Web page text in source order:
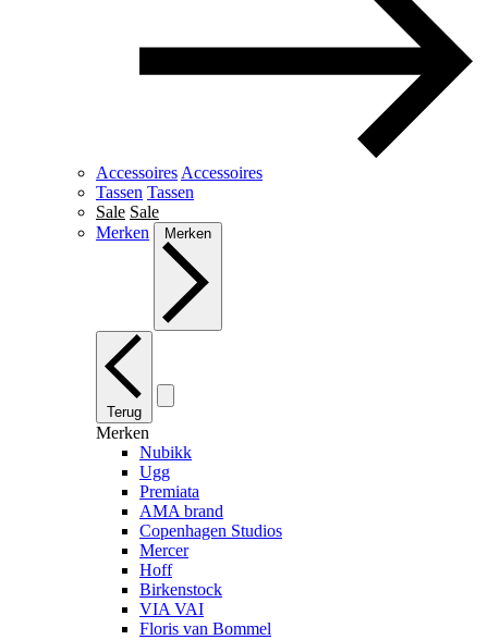
Accessoires Accessoires
Tassen Tassen
Sale Sale
Merken
Merken
Terug
Merken
Nubikk
Ugg
Premiata
AMA brand
Copenhagen Studios
Mercer
Hoff
Birkenstock
VIA VAI
Floris van Bommel